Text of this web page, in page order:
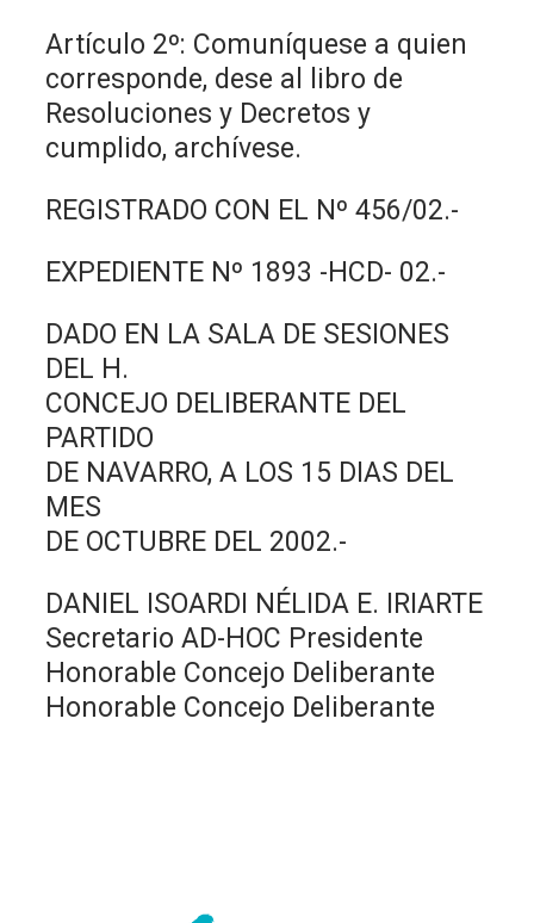
Artículo 2º: Comuníquese a quien
corresponde, dese al libro de
Resoluciones y Decretos y
cumplido, archívese.
REGISTRADO CON EL Nº 456/02.-
EXPEDIENTE Nº 1893 -HCD- 02.-
DADO EN LA SALA DE SESIONES
DEL H.
CONCEJO DELIBERANTE DEL
PARTIDO
DE NAVARRO, A LOS 15 DIAS DEL
MES
DE OCTUBRE DEL 2002.-
DANIEL ISOARDI NÉLIDA E. IRIARTE
Secretario AD-HOC Presidente
Honorable Concejo Deliberante
Honorable Concejo Deliberante